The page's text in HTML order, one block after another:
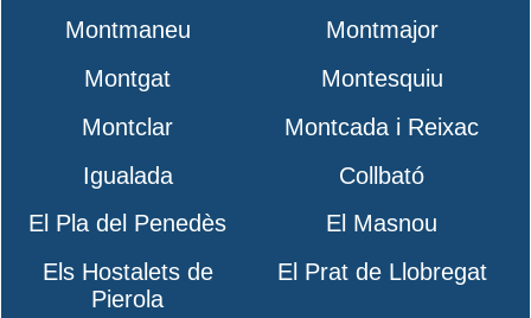
Montmaneu
Montmajor
Montgat
Montesquiu
Montclar
Montcada i Reixac
Igualada
Collbató
El Pla del Penedès
El Masnou
Els Hostalets de
Pierola
El Prat de Llobregat